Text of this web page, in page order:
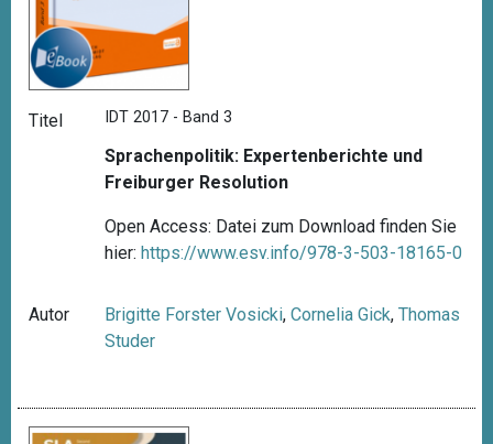
Titel IDT 2017 - Band 3
Sprachenpolitik: Expertenberichte und
Freiburger Resolution
Open Access: Datei zum Download finden Sie
hier: https://www.esv.info/978-3-503-18165-0
Autor Brigitte Forster Vosicki,Cornelia Gick,Thomas
Studer